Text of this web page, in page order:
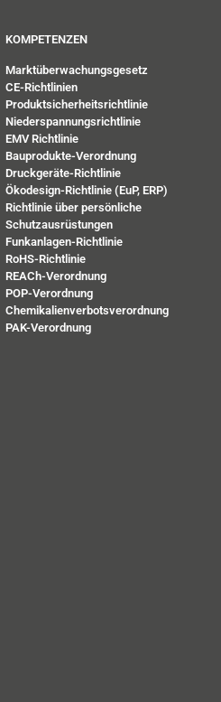
KOMPETENZEN
Marktüberwachungsgesetz
CE-Richtlinien
Produktsicherheitsrichtlinie
Niederspannungsrichtlinie
EMV Richtlinie
Bauprodukte-Verordnung
Druckgeräte-Richtlinie
Ökodesign-Richtlinie (EuP, ERP)
Richtlinie über persönliche
Schutzausrüstungen
Funkanlagen-Richtlinie
RoHS-Richtlinie
REACh-Verordnung
POP-Verordnung
Chemikalienverbotsverordnung
PAK-Verordnung